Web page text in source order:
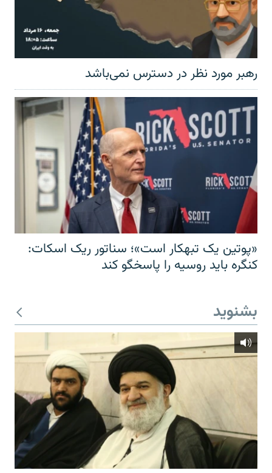
رهبر مورد نظر در دسترس نمی‌باشد
«پوتین یک تبهکار است»؛ سناتور ریک اسکات:
کنگره باید روسیه را پاسخگو کند
بشنوید